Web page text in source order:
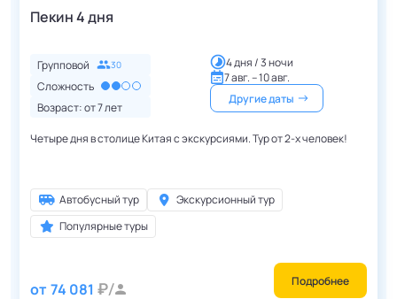
Пекин 4 дня
Групповой 30
Сложность
Возраст: от7лет
4 дня / 3 ночи
7 авг. – 10 авг.
Другие даты
Четыре дня в столице Китая с экскурсиями. Тур от 2-х человек!
Автобусный тур
Экскурсионный тур
Популярные туры
от 74 081 Подробнее